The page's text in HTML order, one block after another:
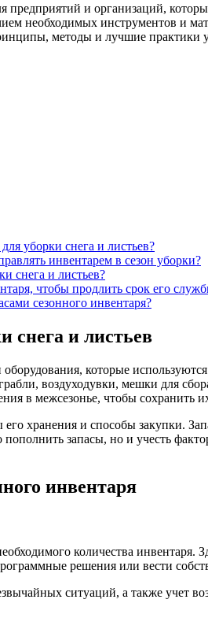
предприятий и организаций,
необходимых инструментов и
методы и лучшие практики
уборки снега и листьев?
инвентарем в сезон уборки?
снега и листьев?
чтобы продлить срок его
сезонного инвентаря?
снега и листьев
которые
воздуходувки, мешки для
в межсезонье, чтобы сохранить
хранения и способы закупки.
запасы, но и учесть
инвентаря
количества
решения или вести
ситуаций, а также учет